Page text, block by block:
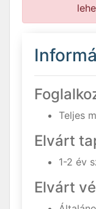
Teljes
Elvárt
1-2 év
Elvárt